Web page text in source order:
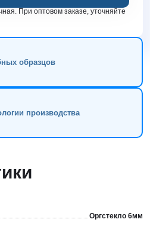
При оптовом заказе, уточняйте
образцов
производства
Оргстекло 6мм